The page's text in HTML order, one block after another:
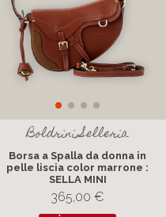
Boldrini Selleria
Borsa a Spalla da donna in
pelle liscia color marrone :
SELLA MINI
365,00 €